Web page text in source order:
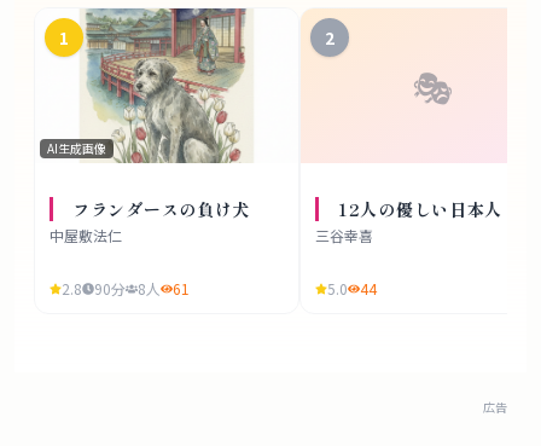
1
AI生成画像
フランダースの負け犬
中屋敷法仁
2.8 90分 8人 61
2
🎭
12人の優しい日本人
三谷幸喜
5.0 44
広告